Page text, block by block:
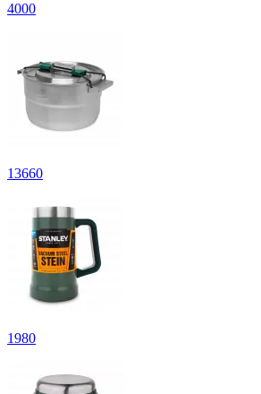
4000
13660
1980